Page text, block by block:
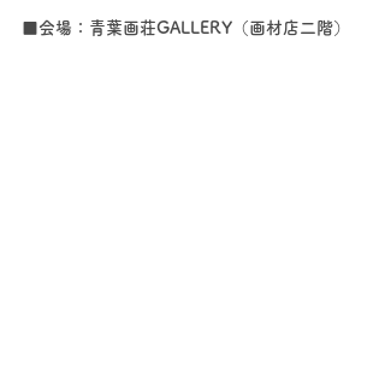
■会場：青葉画荘GALLERY（画材店二階）